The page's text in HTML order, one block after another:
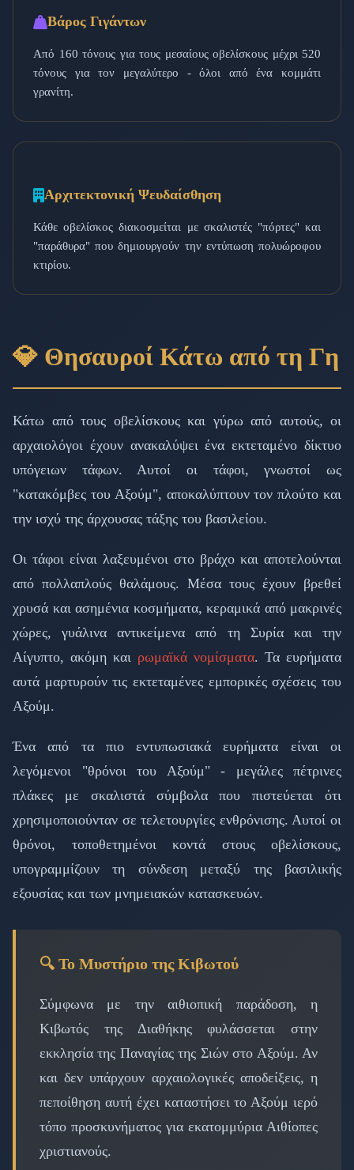
Βάρος Γιγάντων
Από 160 τόνους για τους μεσαίους οβελίσκους μέχρι 520
τόνους για τον μεγαλύτερο - όλοι από ένα κομμάτι
γρανίτη.
Αρχιτεκτονική Ψευδαίσθηση
Κάθε οβελίσκος διακοσμείται με σκαλιστές "πόρτες" και
"παράθυρα" που δημιουργούν την εντύπωση πολυώροφου
κτιρίου.
💎 Θησαυροί Κάτω από τη Γη
Κάτω από τους οβελίσκους και γύρω από αυτούς, οι
αρχαιολόγοι έχουν ανακαλύψει ένα εκτεταμένο δίκτυο
υπόγειων τάφων. Αυτοί οι τάφοι, γνωστοί ως
"κατακόμβες του Αξούμ", αποκαλύπτουν τον πλούτο και
την ισχύ της άρχουσας τάξης του βασιλείου.
Οι τάφοι είναι λαξευμένοι στο βράχο και αποτελούνται
από πολλαπλούς θαλάμους. Μέσα τους έχουν βρεθεί
χρυσά και ασημένια κοσμήματα, κεραμικά από μακρινές
χώρες, γυάλινα αντικείμενα από τη Συρία και την
Αίγυπτο, ακόμη και ρωμαϊκά νομίσματα. Τα ευρήματα
αυτά μαρτυρούν τις εκτεταμένες εμπορικές σχέσεις του
Αξούμ.
Ένα από τα πιο εντυπωσιακά ευρήματα είναι οι
λεγόμενοι "θρόνοι του Αξούμ" - μεγάλες πέτρινες
πλάκες με σκαλιστά σύμβολα που πιστεύεται ότι
χρησιμοποιούνταν σε τελετουργίες ενθρόνισης. Αυτοί οι
θρόνοι, τοποθετημένοι κοντά στους οβελίσκους,
υπογραμμίζουν τη σύνδεση μεταξύ της βασιλικής
εξουσίας και των μνημειακών κατασκευών.
🔍 Το Μυστήριο της Κιβωτού
Σύμφωνα με την αιθιοπική παράδοση, η
Κιβωτός της Διαθήκης φυλάσσεται στην
εκκλησία της Παναγίας της Σιών στο Αξούμ. Αν
και δεν υπάρχουν αρχαιολογικές αποδείξεις, η
πεποίθηση αυτή έχει καταστήσει το Αξούμ ιερό
τόπο προσκυνήματος για εκατομμύρια Αιθίοπες
χριστιανούς.